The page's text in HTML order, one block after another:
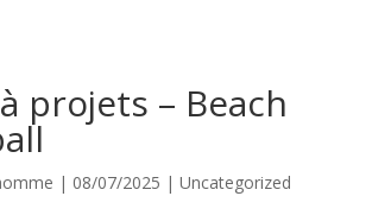
projets – Beach
| 08/07/2025 | Uncategorized